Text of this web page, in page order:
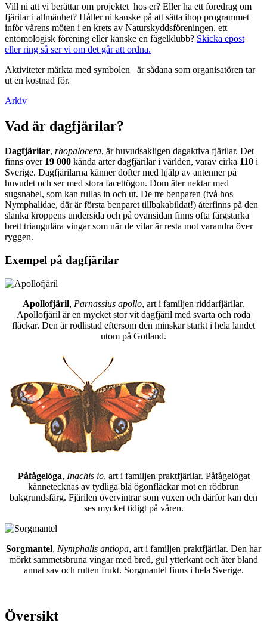
Vill ni att vi berättar om projektet hos er? Eller ha ett föredrag om
fjärilar i allmänhet? Håller ni kanske på att sätta ihop programmet
inför vårens möten i en krets av Naturskyddsföreningen, ett
entomologisk förening eller kanske en fågelklubb? Skicka epost
eller ring så ser vi om det går att ordna.
Aktiviteter märkta med symbolen
är sådana som organisatören tar
ut en kostnad för.
Arkiv
Vad är dagfjärilar?
Dagfjärilar, rhopalocera, är huvudsakligen dagaktiva fjärilar. Det
finns över 19 000 kända arter dagfjärilar i världen, varav cirka 110 i
Sverige. Dagfjärilarna känner dofter med hjälp av antenner på
huvudet och ser med stora facettögon. Dom äter nektar med
sugsnabel, som kan rullas in och ut. De tre benparen (två hos
Nymphalidae, där är första benparet tillbakabildat!) återfinns på den
slanka kroppens undersida och på ovansidan finns ofta färgstarka
brett triangulära vingar som när de vilar är resta mot varandra över
ryggen.
Exempel på dagfjärilar
Apollofjäril, Parnassius apollo, art i familjen riddarfjärilar.
Apollofjäril är en mycket stor vit dagfjäril med svarta och röda
fläckar. Den är rödlistad eftersom den minskar starkt i hela landet
utom på Gotland.
Påfågelöga, Inachis io, art i familjen praktfjärilar. Påfågelögat
kännetecknas av tydliga blå ögonfläckar mot en rödbrun
bakgrundsfärg. Fjärilen övervintrar som vuxen och därför kan den
ses mycket tidigt på våren.
Sorgmantel, Nymphalis antiopa, art i familjen praktfjärilar. Den har
mörkt sammetsbruna vingar med bred, gul ytterkant och äter bland
annat sav och rutten frukt. Sorgmantel finns i hela Sverige.
Översikt